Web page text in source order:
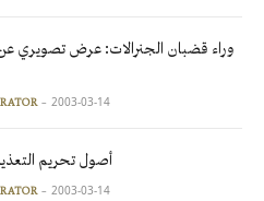
وراء قضبان الجنرالات: عرض تصويري
2003-03-14
أصول تحريم
2003-03-14